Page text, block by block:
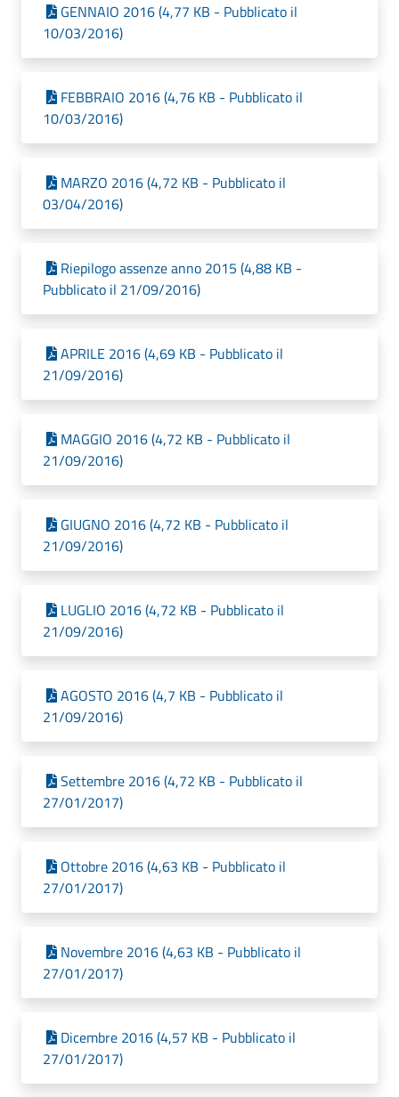
GENNAIO 2016 (4,77 KB - Pubblicato il
10/03/2016)
FEBBRAIO 2016 (4,76 KB - Pubblicato il
10/03/2016)
MARZO 2016 (4,72 KB - Pubblicato il
03/04/2016)
Riepilogo assenze anno 2015 (4,88 KB -
Pubblicato il 21/09/2016)
APRILE 2016 (4,69 KB - Pubblicato il
21/09/2016)
MAGGIO 2016 (4,72 KB - Pubblicato il
21/09/2016)
GIUGNO 2016 (4,72 KB - Pubblicato il
21/09/2016)
LUGLIO 2016 (4,72 KB - Pubblicato il
21/09/2016)
AGOSTO 2016 (4,7 KB - Pubblicato il
21/09/2016)
Settembre 2016 (4,72 KB - Pubblicato il
27/01/2017)
Ottobre 2016 (4,63 KB - Pubblicato il
27/01/2017)
Novembre 2016 (4,63 KB - Pubblicato il
27/01/2017)
Dicembre 2016 (4,57 KB - Pubblicato il
27/01/2017)